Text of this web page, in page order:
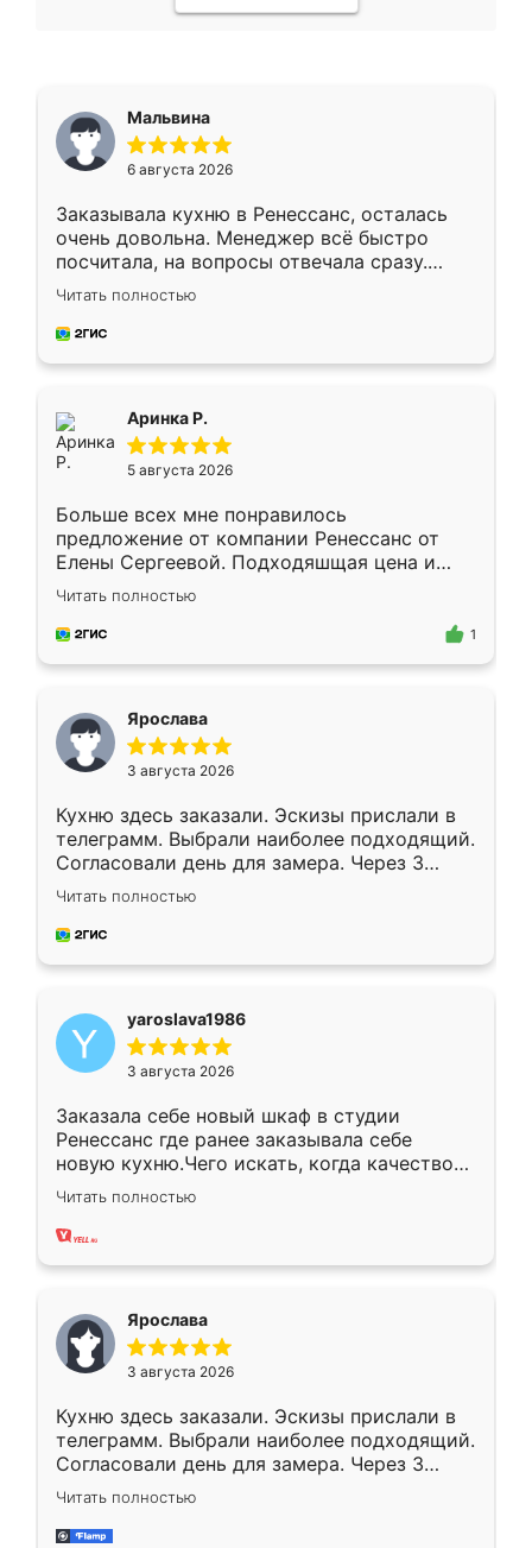
Мальвина
6 августа 2026
Заказывала кухню в Ренессанс, осталась
очень довольна. Менеджер всё быстро
посчитала, на вопросы отвечала сразу.
Замерщик приехал в субботу, подошёл к
делу со всей ответственностью. Собрали
за день, ребята работали аккуратно, даже
Читать полностью
Аринка Р.
5 августа 2026
Больше всех мне понравилось
предложение от компании Ренессанс от
Елены Сергеевой. Подходяшщая цена и
короткие сроки изготовления. Приехавший
для замера сотрудник Владислав
предложил по моему эскизу самый
Читать полностью
1
Ярослава
3 августа 2026
Кухню здесь заказали. Эскизы прислали в
телеграмм. Выбрали наиболее подходящий.
Согласовали день для замера. Через 3
недели кухня была уже готова. Остались
довольны работой. Спасибо Ренессанс
мебель за качественную работу!
Читать полностью
yaroslava1986
3 августа 2026
Заказала себе новый шкаф в студии
Ренессанс где ранее заказывала себе
новую кухню.Чего искать, когда качеством
вполне довольна. Служит кухня уже почти
два года, нареканий нет.
Читать полностью
Ярослава
3 августа 2026
Кухню здесь заказали. Эскизы прислали в
телеграмм. Выбрали наиболее подходящий.
Согласовали день для замера. Через 3
недели кухня была уже готова. Остались
довольны работой. Спасибо Ренессанс
мебель за качественную работу!
Читать полностью